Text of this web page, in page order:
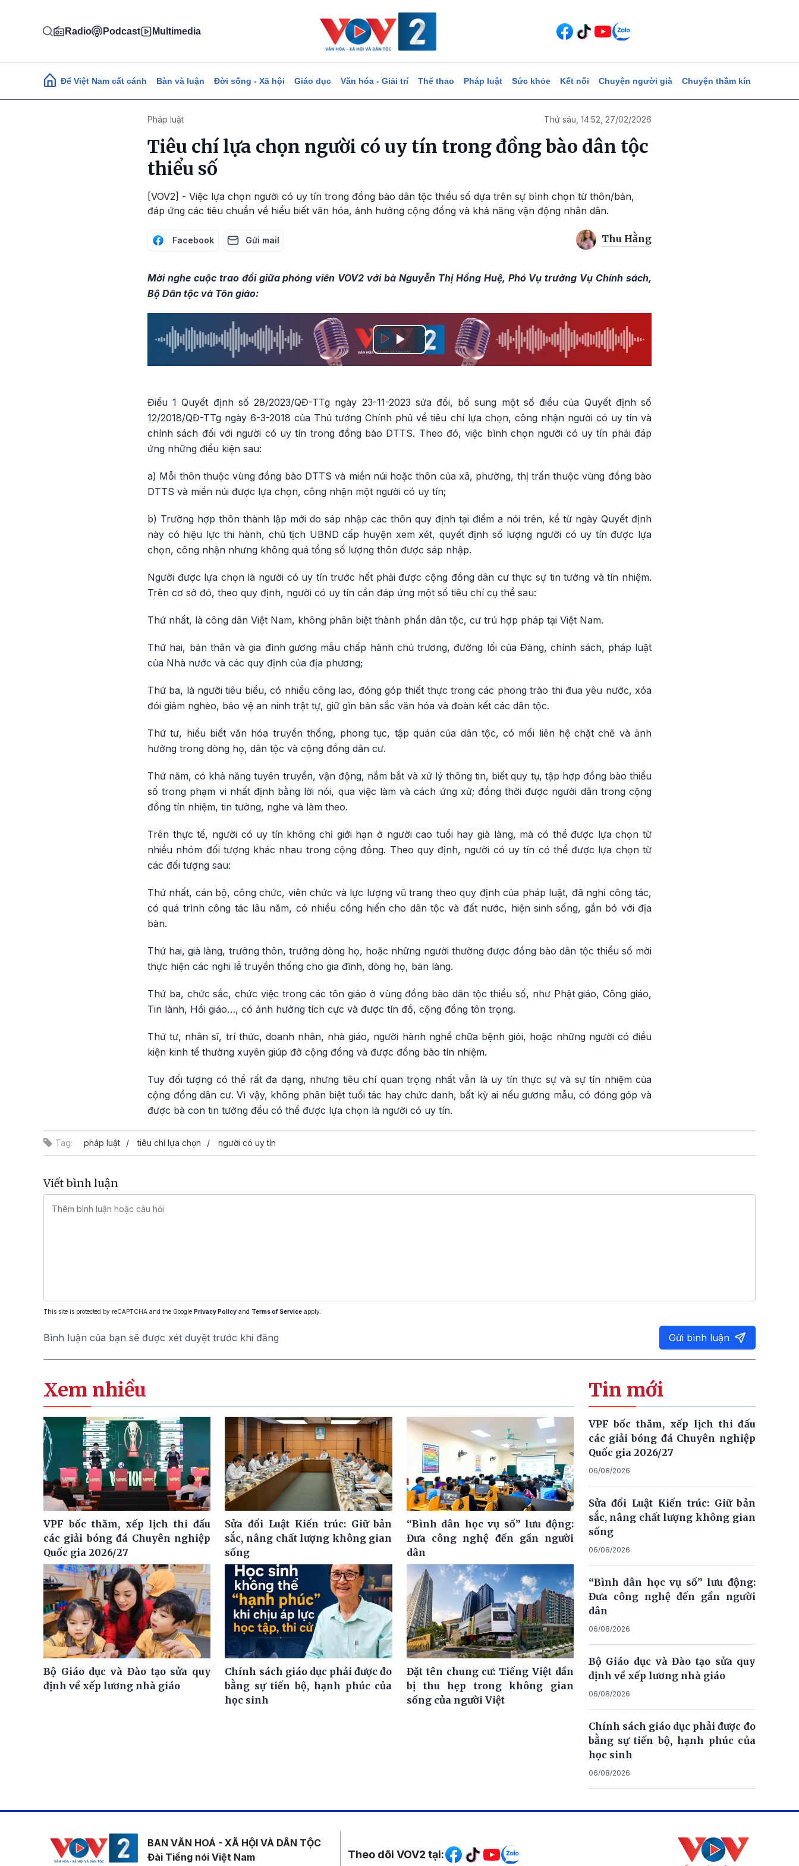
Radio Podcast Multimedia
Main navigation
Để Việt Nam cất cánh Bàn và luận Đời sống - Xã hội Giáo dục Văn hóa - Giải trí Thể thao Pháp luật Sức khỏe Kết nối Chuyện người già Chuyện thầm kín
Pháp luật Thứ sáu, 14:52, 27/02/2026
Tiêu chí lựa chọn người có uy tín trong đồng bào dân tộc
thiểu số
[VOV2] - Việc lựa chọn người có uy tín trong đồng bào dân tộc thiểu số dựa trên sự bình chọn từ thôn/bản,
đáp ứng các tiêu chuẩn về hiểu biết văn hóa, ảnh hưởng cộng đồng và khả năng vận động nhân dân.
Facebook Gửi mail Thu Hằng
Mời nghe cuộc trao đổi giữa phóng viên VOV2 với bà Nguyễn Thị Hồng Huệ, Phó Vụ trưởng Vụ Chính sách,
Bộ Dân tộc và Tôn giáo:
Play
Điều 1 Quyết định số 28/2023/QĐ-TTg ngày 23-11-2023 sửa đổi, bổ sung một số điều của Quyết định số
12/2018/QĐ-TTg ngày 6-3-2018 của Thủ tướng Chính phủ về tiêu chí lựa chọn, công nhận người có uy tín và
chính sách đối với người có uy tín trong đồng bào DTTS. Theo đó, việc bình chọn người có uy tín phải đáp
ứng những điều kiện sau:
a) Mỗi thôn thuộc vùng đồng bào DTTS và miền núi hoặc thôn của xã, phường, thị trấn thuộc vùng đồng bào
DTTS và miền núi được lựa chọn, công nhận một người có uy tín;
b) Trường hợp thôn thành lập mới do sáp nhập các thôn quy định tại điểm a nói trên, kể từ ngày Quyết định
này có hiệu lực thi hành, chủ tịch UBND cấp huyện xem xét, quyết định số lượng người có uy tín được lựa
chọn, công nhận nhưng không quá tổng số lượng thôn được sáp nhập.
Người được lựa chọn là người có uy tín trước hết phải được cộng đồng dân cư thực sự tin tưởng và tín nhiệm.
Trên cơ sở đó, theo quy định, người có uy tín cần đáp ứng một số tiêu chí cụ thể sau:
Thứ nhất, là công dân Việt Nam, không phân biệt thành phần dân tộc, cư trú hợp pháp tại Việt Nam.
Thứ hai, bản thân và gia đình gương mẫu chấp hành chủ trương, đường lối của Đảng, chính sách, pháp luật
của Nhà nước và các quy định của địa phương;
Thứ ba, là người tiêu biểu, có nhiều công lao, đóng góp thiết thực trong các phong trào thi đua yêu nước, xóa
đói giảm nghèo, bảo vệ an ninh trật tự, giữ gìn bản sắc văn hóa và đoàn kết các dân tộc.
Thứ tư, hiểu biết văn hóa truyền thống, phong tục, tập quán của dân tộc, có mối liên hệ chặt chẽ và ảnh
hưởng trong dòng họ, dân tộc và cộng đồng dân cư.
Thứ năm, có khả năng tuyên truyền, vận động, nắm bắt và xử lý thông tin, biết quy tụ, tập hợp đồng bào thiểu
số trong phạm vi nhất định bằng lời nói, qua việc làm và cách ứng xử; đồng thời được người dân trong cộng
đồng tín nhiệm, tin tưởng, nghe và làm theo.
Trên thực tế, người có uy tín không chỉ giới hạn ở người cao tuổi hay già làng, mà có thể được lựa chọn từ
nhiều nhóm đối tượng khác nhau trong cộng đồng. Theo quy định, người có uy tín có thể được lựa chọn từ
các đối tượng sau:
Thứ nhất, cán bộ, công chức, viên chức và lực lượng vũ trang theo quy định của pháp luật, đã nghỉ công tác,
có quá trình công tác lâu năm, có nhiều cống hiến cho dân tộc và đất nước, hiện sinh sống, gắn bó với địa
bàn.
Thứ hai, già làng, trưởng thôn, trưởng dòng họ, hoặc những người thường được đồng bào dân tộc thiểu số mời
thực hiện các nghi lễ truyền thống cho gia đình, dòng họ, bản làng.
Thứ ba, chức sắc, chức việc trong các tôn giáo ở vùng đồng bào dân tộc thiểu số, như Phật giáo, Công giáo,
Tin lành, Hồi giáo…, có ảnh hưởng tích cực và được tín đồ, cộng đồng tôn trọng.
Thứ tư, nhân sĩ, trí thức, doanh nhân, nhà giáo, người hành nghề chữa bệnh giỏi, hoặc những người có điều
kiện kinh tế thường xuyên giúp đỡ cộng đồng và được đồng bào tín nhiệm.
Tuy đối tượng có thể rất đa dạng, nhưng tiêu chí quan trọng nhất vẫn là uy tín thực sự và sự tín nhiệm của
cộng đồng dân cư. Vì vậy, không phân biệt tuổi tác hay chức danh, bất kỳ ai nếu gương mẫu, có đóng góp và
được bà con tin tưởng đều có thể được lựa chọn là người có uy tín.
Tag: pháp luật tiêu chí lựa chọn người có uy tín
Viết bình luận
This site is protected by reCAPTCHA and the Google Privacy Policy and Terms of Service apply.
Bình luận của bạn sẽ được xét duyệt trước khi đăng Gửi bình luận
Xem nhiều
VPF bốc thăm, xếp lịch thi đấu
các giải bóng đá Chuyên nghiệp
Quốc gia 2026/27
Sửa đổi Luật Kiến trúc: Giữ bản
sắc, nâng chất lượng không gian
sống
“Bình dân học vụ số” lưu động:
Đưa công nghệ đến gần người
dân
Bộ Giáo dục và Đào tạo sửa quy
định về xếp lương nhà giáo
Chính sách giáo dục phải được đo
bằng sự tiến bộ, hạnh phúc của
học sinh
Đặt tên chung cư: Tiếng Việt dần
bị thu hẹp trong không gian
sống của người Việt
Tin mới
VPF bốc thăm, xếp lịch thi đấu
các giải bóng đá Chuyên nghiệp
Quốc gia 2026/27
06/08/2026
Sửa đổi Luật Kiến trúc: Giữ bản
sắc, nâng chất lượng không gian
sống
06/08/2026
“Bình dân học vụ số” lưu động:
Đưa công nghệ đến gần người
dân
06/08/2026
Bộ Giáo dục và Đào tạo sửa quy
định về xếp lương nhà giáo
06/08/2026
Chính sách giáo dục phải được đo
bằng sự tiến bộ, hạnh phúc của
học sinh
06/08/2026
BAN VĂN HOÁ - XÃ HỘI VÀ DÂN TỘC
Đài Tiếng nói Việt Nam
Mạng xã hội
Theo dõi VOV2 tại: